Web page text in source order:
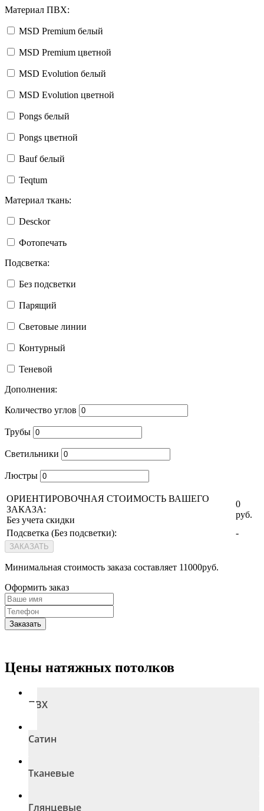
Материал ПВХ:
MSD Premium белый
MSD Premium цветной
MSD Evolution белый
MSD Evolution цветной
Pongs белый
Pongs цветной
Bauf белый
Teqtum
Материал ткань:
Desckor
Фотопечать
Подсветка:
Без подсветки
Парящий
Световые линии
Контурный
Теневой
Дополнения:
Количество углов
Трубы
Светильники
Люстры
ОРИЕНТИРОВОЧНАЯ СТОИМОСТЬ ВАШЕГО
ЗАКАЗА:
Без учета скидки
0
руб.
Подсветка (Без подсветки): -
ЗАКАЗАТЬ
Минимальная стоимость заказа составляет 11000руб.
Оформить заказ
Заказать
Цены натяжных потолков
ПВХ
Сатин
Тканевые
Глянцевые